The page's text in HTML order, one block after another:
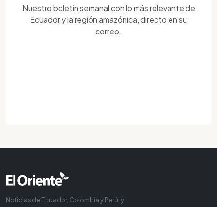
Nuestro boletín semanal con lo más relevante de
Ecuador y la región amazónica, directo en su
correo.
Noticias de Ecuador, Colombia y Perú, y